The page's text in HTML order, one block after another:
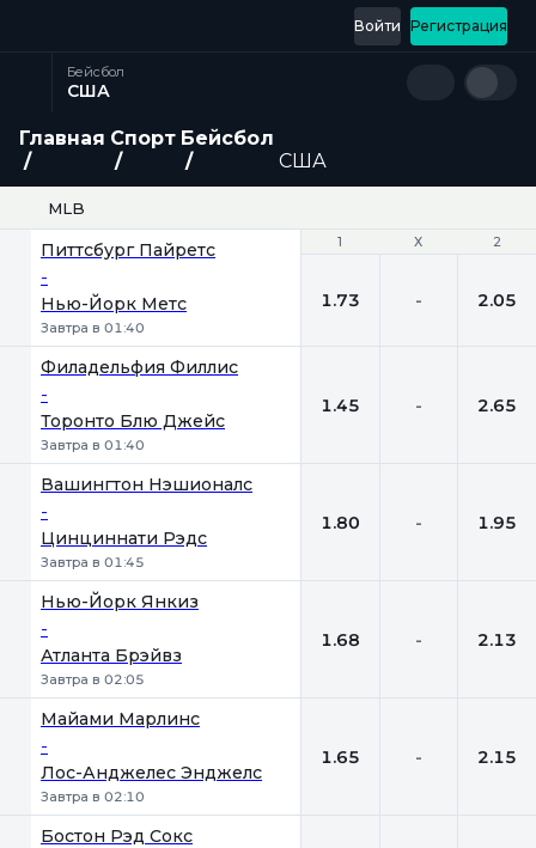
Регистрация
Войти
Бейсбол
США
Главная Спорт Бейсбол
США
MLB
1 Х 2
Питтсбург Пайретс
-
Нью-Йорк Метс
Завтра в 01:40
1 Х 2
1.73 - 2.05
Филадельфия Филлис
-
Торонто Блю Джейс
Завтра в 01:40
1.45 - 2.65
Вашингтон Нэшионалс
-
Цинциннати Рэдс
Завтра в 01:45
1.80 - 1.95
Нью-Йорк Янкиз
-
Атланта Брэйвз
Завтра в 02:05
1.68 - 2.13
Майами Марлинс
-
Лос-Анджелес Энджелс
Завтра в 02:10
1.65 - 2.15
Бостон Рэд Сокс